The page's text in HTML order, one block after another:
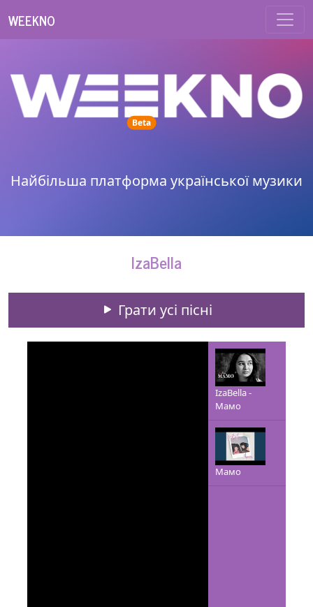
WEEKNO
Betaunread messages
Найбільша платформа української музики
IzaBella
Грати усі пісні
IzaBella -
Мамо
Мамо